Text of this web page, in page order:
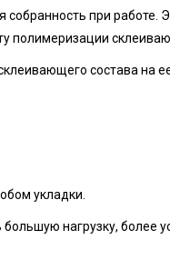
при работе.
полимеризации
состава на
укладки.
нагрузку, более